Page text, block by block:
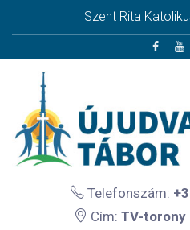
Szent Rita
Telefonszám:
Cím: TV-